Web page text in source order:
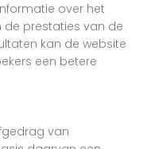
over het
de prestaties van de
kan de website
een betere
van